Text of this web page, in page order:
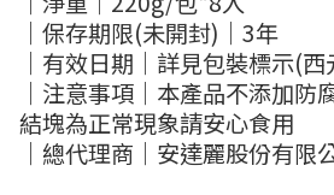
｜保存期限(未開封)｜3年
｜有效日期｜詳見包裝標示(
｜注意事項｜本產品不添加防
結塊為正常現象請安心食用
｜總代理商｜安達麗股份有限